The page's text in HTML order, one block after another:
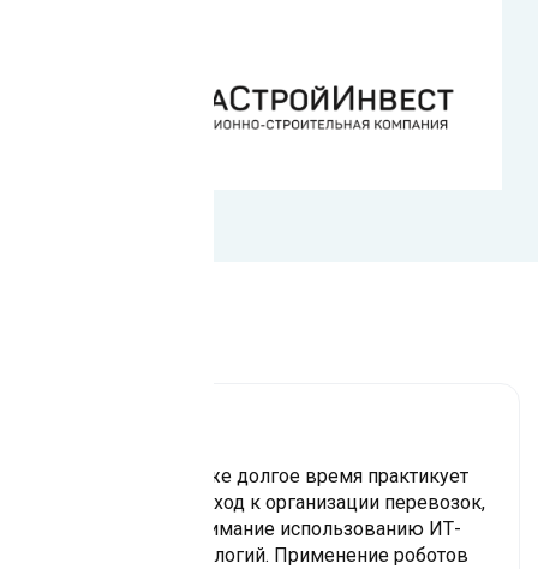
Наша компания уже долгое время практикует
современный подход к организации перевозок,
уделяя особое внимание использованию ИТ-
продуктов и технологий. Применение роботов